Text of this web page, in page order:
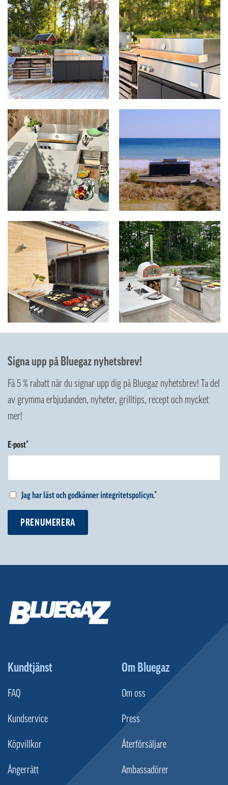
Signa upp på Bluegaz nyhetsbrev!
Få 5 % rabatt när du signar upp dig på Bluegaz nyhetsbrev! Ta del
av grymma erbjudanden, nyheter, grilltips, recept och mycket
mer!
E-post*
Jag har läst och godkänner integritetspolicyn.*
PRENUMERERA
Kundtjänst
FAQ
Kundservice
Köpvillkor
Ångerrätt
Om Bluegaz
Om oss
Press
Återförsäljare
Ambassadörer